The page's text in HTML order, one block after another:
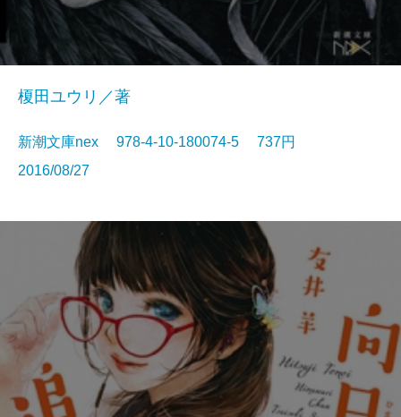
榎田ユウリ／著
新潮文庫nex 978-4-10-180074-5 737円
2016/08/27